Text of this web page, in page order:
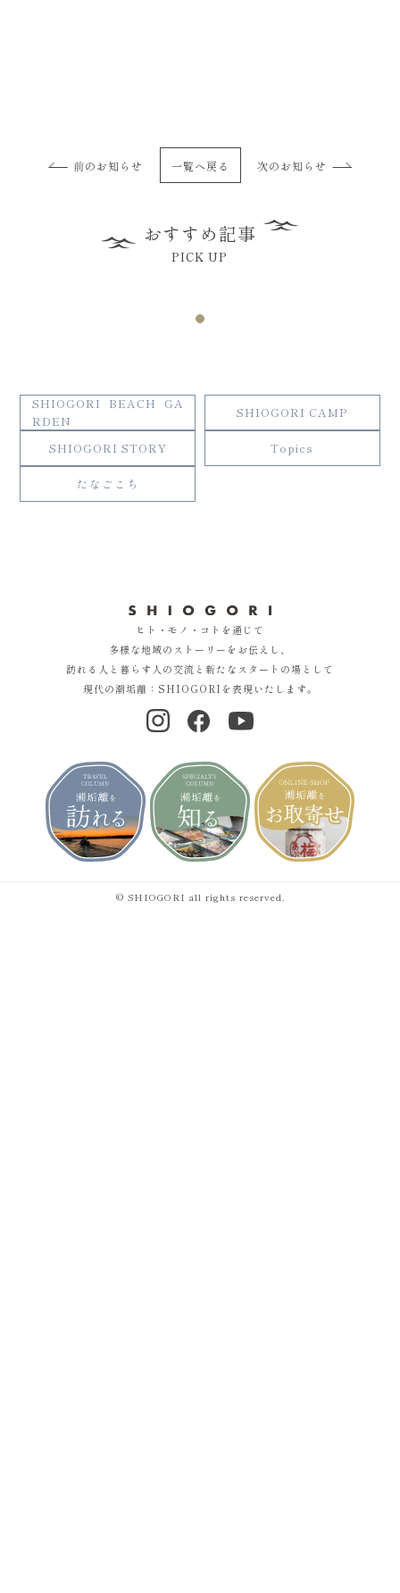
前のお知らせ 一覧へ戻る 次のお知らせ
おすすめ記事
PICK UP
SHIOGORI BEACH GA
RDEN
SHIOGORI CAMP
SHIOGORI STORY Topics
たなごこち
ヒト・モノ・コトを通じて
多様な地域のストーリーをお伝えし、
訪れる人と暮らす人の交流と新たなスタートの場として
現代の潮垢離：SHIOGORIを表現いたします。
© SHIOGORI all rights reserved.